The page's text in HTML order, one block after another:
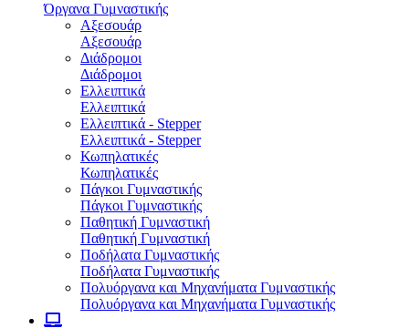
Όργανα Γυμναστικής
Αξεσουάρ
Αξεσουάρ
Διάδρομοι
Διάδρομοι
Ελλειπτικά
Ελλειπτικά
Ελλειπτικά - Stepper
Ελλειπτικά - Stepper
Κωπηλατικές
Κωπηλατικές
Πάγκοι Γυμναστικής
Πάγκοι Γυμναστικής
Παθητική Γυμναστική
Παθητική Γυμναστική
Ποδήλατα Γυμναστικής
Ποδήλατα Γυμναστικής
Πολυόργανα και Μηχανήματα Γυμναστικής
Πολυόργανα και Μηχανήματα Γυμναστικής